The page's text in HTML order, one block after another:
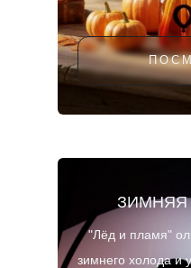
ЗИМНЯЯ
"Лёд и пламя"
зимнего холода и